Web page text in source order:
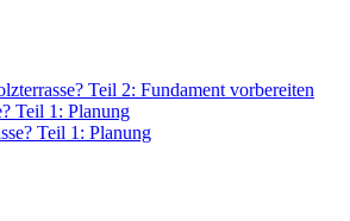
Teil 2: Fundament vorbereiten
Teil 1: Planung
Teil 1: Planung